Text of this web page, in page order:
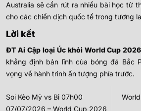
Australia sẽ cần rút ra nhiều bài học từ
cho các chiến dịch quốc tế trong tương
Lời kết
ĐT Ai Cập loại Úc khỏi World Cup 2026
khẳng định bản lĩnh của bóng đá Bắc
vọng về hành trình ấn tượng phía trước.
Soi Kèo Mỹ vs Bỉ 07h00
07/07/2026 – World Cup 2026